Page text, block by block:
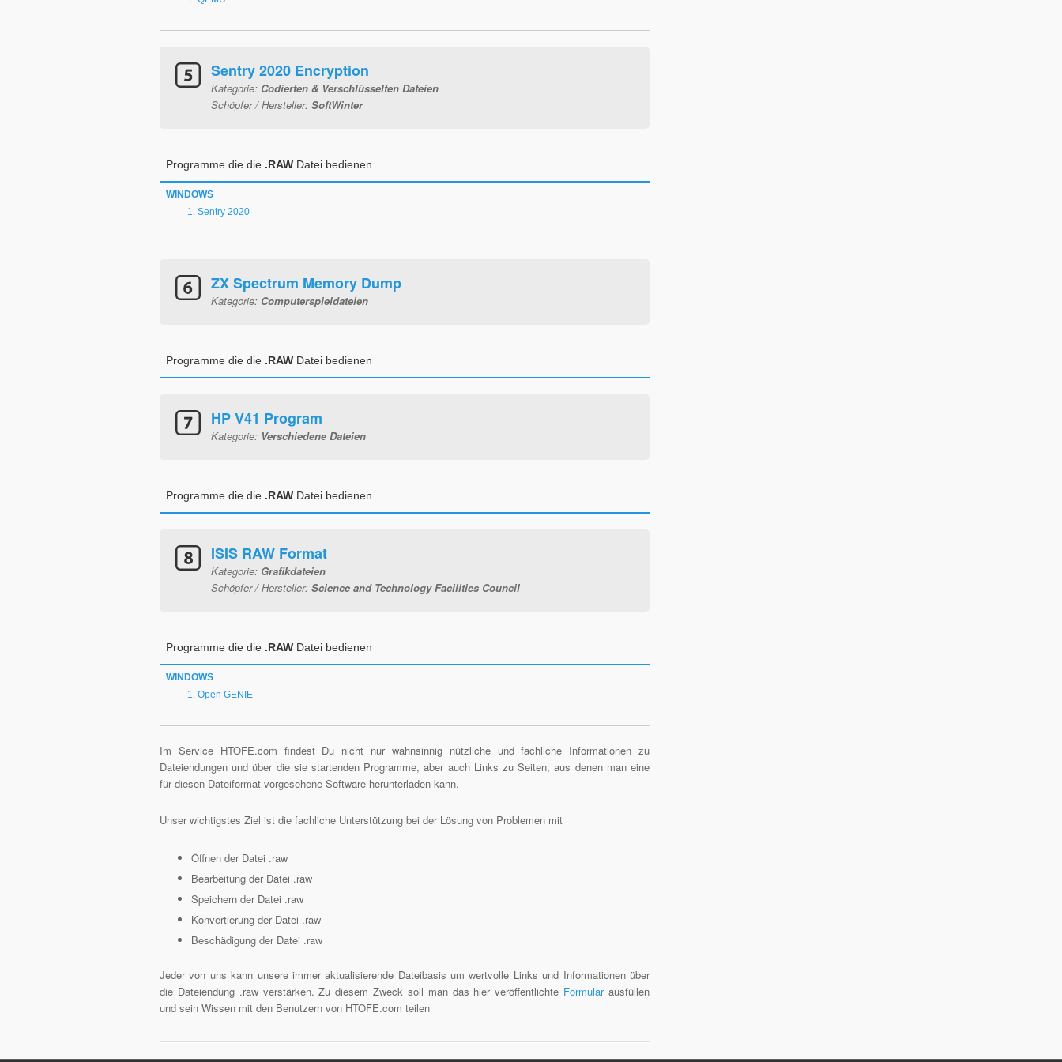
Sentry 2020 Encryption
Kategorie: Codierten & Verschlüsselten Dateien
Schöpfer / Hersteller: SoftWinter
Programme die die .RAW Datei bedienen
WINDOWS
Sentry 2020
ZX Spectrum Memory Dump
Kategorie: Computerspieldateien
Programme die die .RAW Datei bedienen
HP V41 Program
Kategorie: Verschiedene Dateien
Programme die die .RAW Datei bedienen
ISIS RAW Format
Kategorie: Grafikdateien
Schöpfer / Hersteller: Science and Technology Facilities Council
Programme die die .RAW Datei bedienen
WINDOWS
Open GENIE
Im Service HTOFE.com findest Du nicht nur wahnsinnig nützliche und fachliche Informationen zu
Dateiendungen und über die sie startenden Programme, aber auch Links zu Seiten, aus denen man eine
für diesen Dateiformat vorgesehene Software herunterladen kann.
Unser wichtigstes Ziel ist die fachliche Unterstützung bei der Lösung von Problemen mit
Öffnen der Datei .raw
Bearbeitung der Datei .raw
Speichern der Datei .raw
Konvertierung der Datei .raw
Beschädigung der Datei .raw
Jeder von uns kann unsere immer aktualisierende Dateibasis um wertvolle Links und Informationen über
die Dateiendung .raw verstärken. Zu diesem Zweck soll man das hier veröffentlichte Formularausfüllen
und sein Wissen mit den Benutzern von HTOFE.com teilen